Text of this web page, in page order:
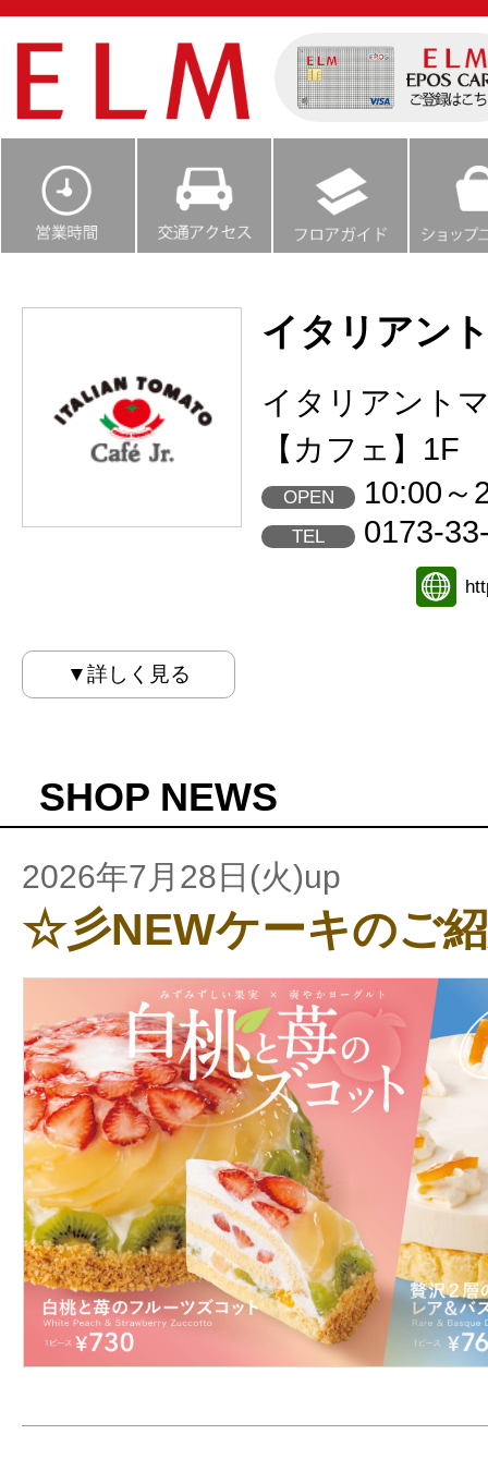
イタリアン
イタリアント
【カフェ】1F
OPEN 10:00～
TEL 0173-
▼詳しく見る
SHOP NEWS
2026年7月28日(火)up
☆彡NEWケーキのご